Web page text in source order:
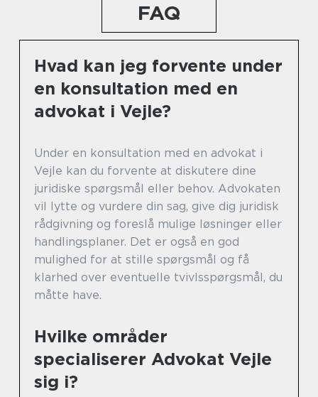
FAQ
Hvad kan jeg forvente under
en konsultation med en
advokat i Vejle?
Under en konsultation med en advokat i
Vejle kan du forvente at diskutere dine
juridiske spørgsmål eller behov. Advokaten
vil lytte og vurdere din sag, give dig juridisk
rådgivning og foreslå mulige løsninger eller
handlingsplaner. Det er også en god
mulighed for at stille spørgsmål og få
klarhed over eventuelle tvivlsspørgsmål, du
måtte have.
Hvilke områder
specialiserer Advokat Vejle
sig i?